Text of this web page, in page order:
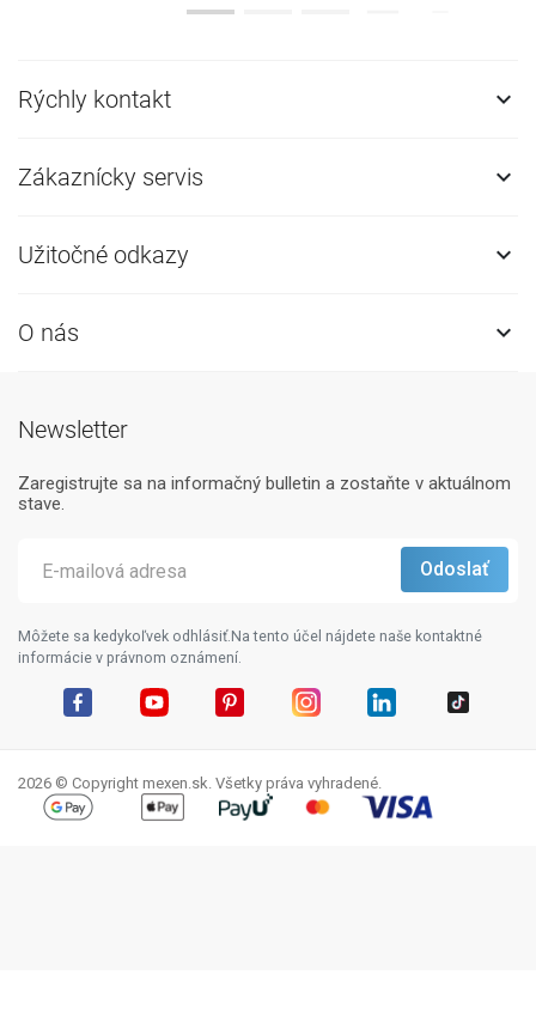
Rýchly kontakt 
Zákaznícky servis 
Užitočné odkazy 
O nás 
Newsletter
Zaregistrujte sa na informačný bulletin a zostaňte v aktuálnom
stave.
Môžete sa kedykoľvek odhlásiť.Na tento účel nájdete naše kontaktné
informácie v právnom oznámení.
2026 © Copyright mexen.sk. Všetky práva vyhradené.